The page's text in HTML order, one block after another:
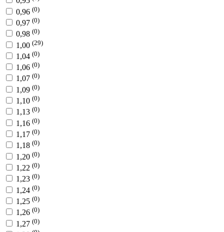
0,96 (0)
0,97 (0)
0,98 (0)
1,00 (29)
1,04 (0)
1,06 (0)
1,07 (0)
1,09 (0)
1,10 (0)
1,13 (0)
1,16 (0)
1,17 (0)
1,18 (0)
1,20 (0)
1,22 (0)
1,23 (0)
1,24 (0)
1,25 (0)
1,26 (0)
1,27 (0)